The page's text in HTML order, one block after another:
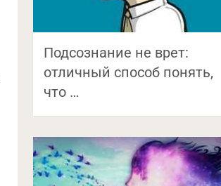
Подсознание не врет:
отличный способ понять,
что …